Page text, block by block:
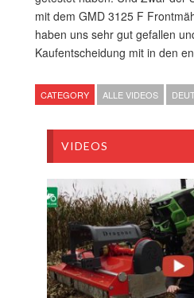
mit dem GMD 3125 F
haben uns sehr gut gefallen
Kaufentscheidung mit in den
CATEGORY ALLE VIDEOS
VIDEOS